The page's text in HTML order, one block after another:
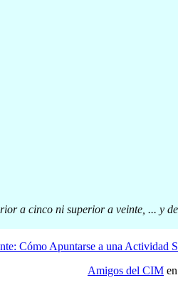
a cinco ni superior a veinte, ... y
Cómo Apuntarse a una Actividad
Amigos del CIM